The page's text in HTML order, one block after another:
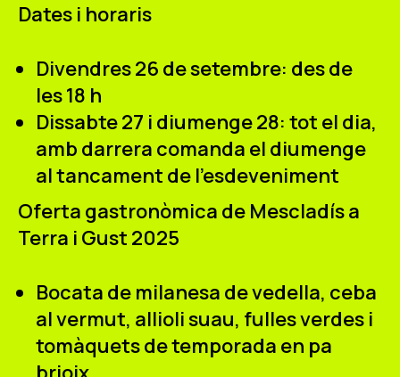
Dates i horaris
Divendres 26 de setembre: des de
les 18 h
Dissabte 27 i diumenge 28: tot el dia,
amb darrera comanda el diumenge
al tancament de l'esdeveniment
Oferta gastronòmica de Mescladís a
Terra i Gust 2025
Bocata de milanesa de vedella, ceba
al vermut, allioli suau, fulles verdes i
tomàquets de temporada en pa